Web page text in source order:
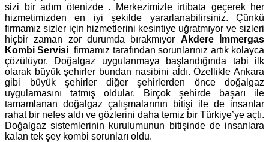
sizi bir adım ötenizde . Merkezimizle irtibata geçerek her
hizmetimizden en iyi şekilde yararlanabilirsiniz. Çünkü
firmamız sizler için hizmetlerini kesintiye uğratmıyor ve sizleri
hiçbir zaman zor durumda bırakmıyor Akdere İmmergas
Kombi Servisi firmamız tarafından sorunlarınız artık kolayca
çözülüyor. Doğalgaz uygulanmaya başlandığında tabi ilk
olarak büyük şehirler bundan nasibini aldı. Özellikle Ankara
gibi büyük şehirler diğer şehirlerden önce doğalgaz
uygulamasını tatmış oldular. Birçok şehirde başarı ile
tamamlanan doğalgaz çalışmalarının bitişi ile de insanlar
rahat bir nefes aldı ve gözlerini daha temiz bir Türkiye’ye açtı.
Doğalgaz sistemlerinin kurulumunun bitişinde de insanlara
kalan tek şey kombi sorunları oldu.